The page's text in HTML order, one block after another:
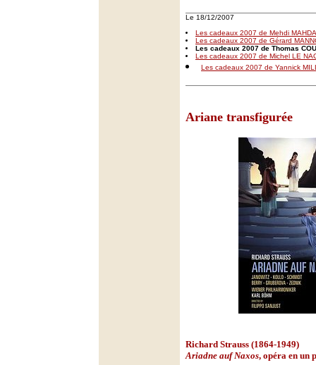
Le 18/12/2007
Les cadeaux 2007 de Mehdi
Les cadeaux 2007 de Gérard
Les cadeaux 2007 de Thomas
Les cadeaux 2007 de Michel LE
Les cadeaux 2007 de Yannick
Ariane transfigurée
Richard Strauss (1864-1949)
Ariadne auf Naxos, opéra en un